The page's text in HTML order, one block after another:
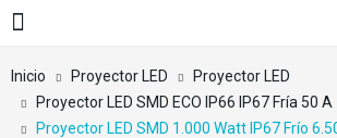
Inicio Proyector LED
Proyector LED
Proyector LED SMD ECO IP66 IP67 Fría 50
Proyector LED SMD 1.000 Watt IP67 Frío